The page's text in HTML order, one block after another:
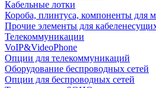
Кабельные лотки
Короба, плинтуса, компоненты для
Прочие элементы для
Телекоммуникации
VoIP&VideoPhone
Опции для телекоммуникаций
Оборудование беспроводных сетей
Опции для беспроводных сетей